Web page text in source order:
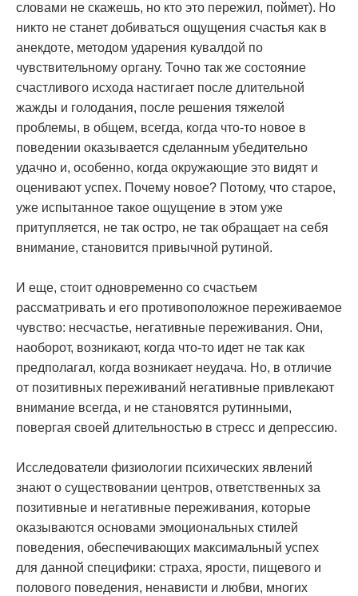
словами не скажешь, но кто это пережил, поймет). Но
никто не станет добиваться ощущения счастья как в
анекдоте, методом ударения кувалдой по
чувствительному органу. Точно так же состояние
счастливого исхода настигает после длительной
жажды и голодания, после решения тяжелой
проблемы, в общем, всегда, когда что-то новое в
поведении оказывается сделанным убедительно
удачно и, особенно, когда окружающие это видят и
оценивают успех. Почему новое? Потому, что старое,
уже испытанное такое ощущение в этом уже
притупляется, не так остро, не так обращает на себя
внимание, становится привычной рутиной.
И еще, стоит одновременно со счастьем
рассматривать и его противоположное переживаемое
чувство: несчастье, негативные переживания. Они,
наоборот, возникают, когда что-то идет не так как
предполагал, когда возникает неудача. Но, в отличие
от позитивных переживаний негативные привлекают
внимание всегда, и не становятся рутинными,
повергая своей длительностью в стресс и депрессию.
Исследователи физиологии психических явлений
знают о существовании центров, ответственных за
позитивные и негативные переживания, которые
оказываются основами эмоциональных стилей
поведения, обеспечивающих максимальный успех
для данной специфики: страха, ярости, пищевого и
полового поведения, ненависти и любви, многих